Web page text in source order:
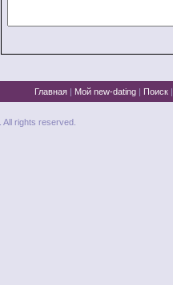
Главная | Мой new-dating | Поиск
. All rights reserved.